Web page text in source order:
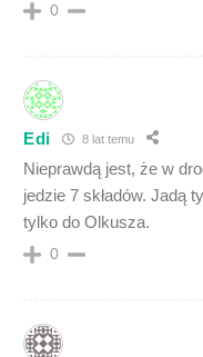
0
Edi 8 lat temu
Nieprawdą jest, że w
jedzie 7 składów. Jadą
tylko do Olkusza.
0